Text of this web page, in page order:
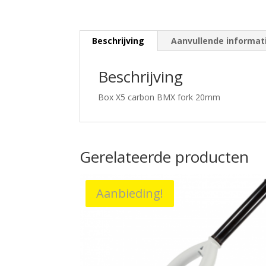
Beschrijving Aanvullende
Beschrijving
Box X5 carbon BMX fork 20mm
Gerelateerde producten
Aanbieding!